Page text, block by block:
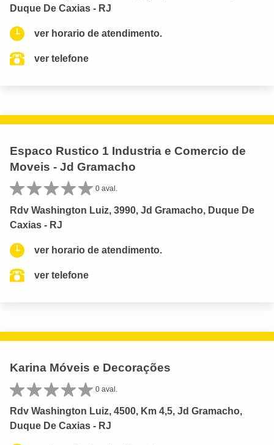
Duque De Caxias - RJ
ver horario de atendimento.
ver telefone
Espaco Rustico 1 Industria e Comercio de
Moveis - Jd Gramacho
0 aval.
Rdv Washington Luiz, 3990, Jd Gramacho, Duque De
Caxias - RJ
ver horario de atendimento.
ver telefone
Karina Móveis e Decorações
0 aval.
Rdv Washington Luiz, 4500, Km 4,5, Jd Gramacho,
Duque De Caxias - RJ